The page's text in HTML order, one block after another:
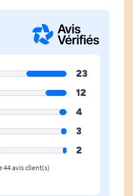
23
12
4
3
2
44 avis client(s)